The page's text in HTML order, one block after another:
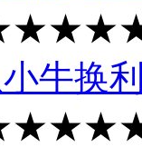
牛换